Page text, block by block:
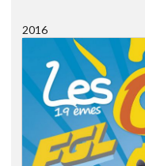
2016